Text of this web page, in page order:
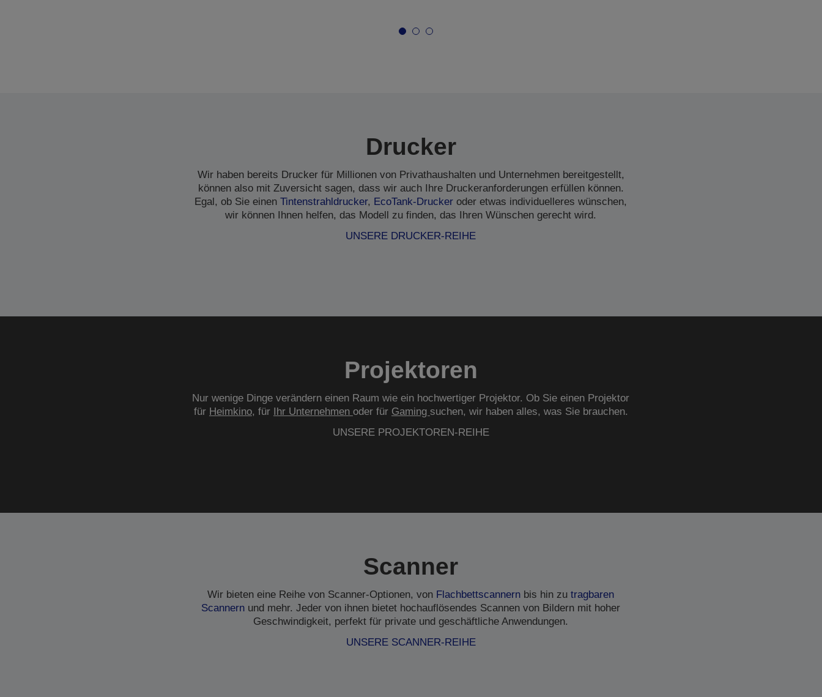
Drucker
Wir haben bereits Drucker für Millionen von Privathaushalten und Unternehmen bereitgestellt,
können also mit Zuversicht sagen, dass wir auch Ihre Druckeranforderungen erfüllen können.
Egal, ob Sie einenTintenstrahldrucker, EcoTank-Drucker oder etwas individuelleres wünschen,
wir können Ihnen helfen, das Modell zu finden, das Ihren Wünschen gerecht wird.
UNSERE DRUCKER-REIHE
Projektoren
Nur wenige Dinge verändern einen Raum wie ein hochwertiger Projektor. Ob Sie einen Projektor
für Heimkino, für Ihr Unternehmen oder für Gaming suchen, wir haben alles, was Sie brauchen.
UNSERE PROJEKTOREN-REIHE
Scanner
Wir bieten eine Reihe von Scanner-Optionen, von Flachbettscannern bis hin zutragbaren
Scannern und mehr. Jeder von ihnen bietet hochauflösendes Scannen von Bildern mit hoher
Geschwindigkeit, perfekt für private und geschäftliche Anwendungen.
UNSERE SCANNER-REIHE